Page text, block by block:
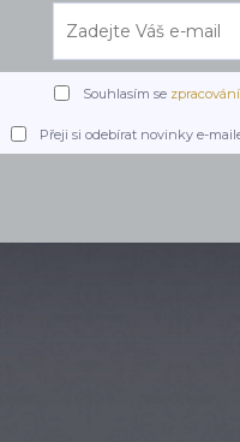
Souhlasím se
Přeji si odebírat novinky e-